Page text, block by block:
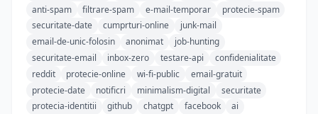
anti-spam
filtrare-spam e-mail-temporar
protecie-spam
securitate-date
cumprturi-online
junk-mail
email-de-unic-folosin
anonimat
job-hunting
securitate-email
inbox-zero testare-api
confidenialitate
reddit
protecie-online wi-fi-public
email-gratuit
protecie-date
notificri minimalism-digital
securitate
protecia-identitii
github chatgpt facebook ai